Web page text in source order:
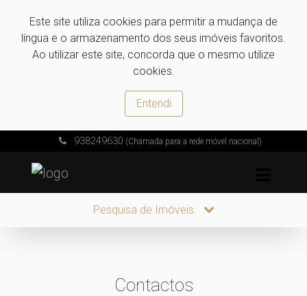
Este site utiliza cookies para permitir a mudança de
língua e o armazenamento dos seus imóveis favoritos.
Ao utilizar este site, concorda que o mesmo utilize
cookies.
Entendi
938249630 (Chamada para a rede móvel nacional)
Pesquisa de Imóveis
Contactos